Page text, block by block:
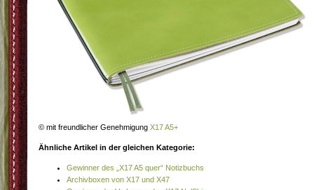
© mit freundlicher Genehmigung X17 A5+
Ähnliche Artikel in der gleichen Kategorie:
Gewinner des „X17 A5 quer“ Notizbuchs
Archivboxen von X17 und X47